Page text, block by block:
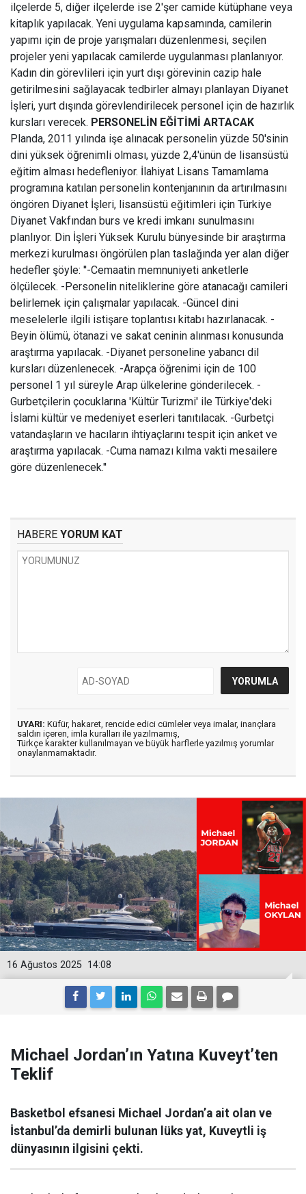
ilçelerde 5, diğer ilçelerde ise 2'şer camide kütüphane veya
kitaplık yapılacak. Yeni uygulama kapsamında, camilerin
yapımı için de proje yarışmaları düzenlenmesi, seçilen
projeler yeni yapılacak camilerde uygulanması planlanıyor.
Kadın din görevlileri için yurt dışı görevinin cazip hale
getirilmesini sağlayacak tedbirler almayı planlayan Diyanet
İşleri, yurt dışında görevlendirilecek personel için de hazırlık
kursları verecek. PERSONELİN EĞİTİMİ ARTACAK
Planda, 2011 yılında işe alınacak personelin yüzde 50'sinin
dini yüksek öğrenimli olması, yüzde 2,4'ünün de lisansüstü
eğitim alması hedefleniyor. İlahiyat Lisans Tamamlama
programına katılan personelin kontenjanının da artırılmasını
öngören Diyanet İşleri, lisansüstü eğitimleri için Türkiye
Diyanet Vakfından burs ve kredi imkanı sunulmasını
planlıyor. Din İşleri Yüksek Kurulu bünyesinde bir araştırma
merkezi kurulması öngörülen plan taslağında yer alan diğer
hedefler şöyle: ''-Cemaatin memnuniyeti anketlerle
ölçülecek. -Personelin niteliklerine göre atanacağı camileri
belirlemek için çalışmalar yapılacak. -Güncel dini
meselelerle ilgili istişare toplantısı kitabı hazırlanacak. -
Beyin ölümü, ötanazi ve sakat ceninin alınması konusunda
araştırma yapılacak. -Diyanet personeline yabancı dil
kursları düzenlenecek. -Arapça öğrenimi için de 100
personel 1 yıl süreyle Arap ülkelerine gönderilecek. -
Gurbetçilerin çocuklarına 'Kültür Turizmi' ile Türkiye'deki
İslami kültür ve medeniyet eserleri tanıtılacak. -Gurbetçi
vatandaşların ve hacıların ihtiyaçlarını tespit için anket ve
araştırma yapılacak. -Cuma namazı kılma vakti mesailere
göre düzenlenecek.''
HABERE YORUM KAT
UYARI: Küfür, hakaret, rencide edici cümleler veya imalar, inançlara
saldırı içeren, imla kuralları ile yazılmamış,
Türkçe karakter kullanılmayan ve büyük harflerle yazılmış yorumlar
onaylanmamaktadır.
14:08
16 Ağustos 2025
Michael Jordan’ın Yatına Kuveyt’ten
Teklif
Basketbol efsanesi Michael Jordan’a ait olan ve
İstanbul’da demirli bulunan lüks yat, Kuveytli iş
dünyasının ilgisini çekti.